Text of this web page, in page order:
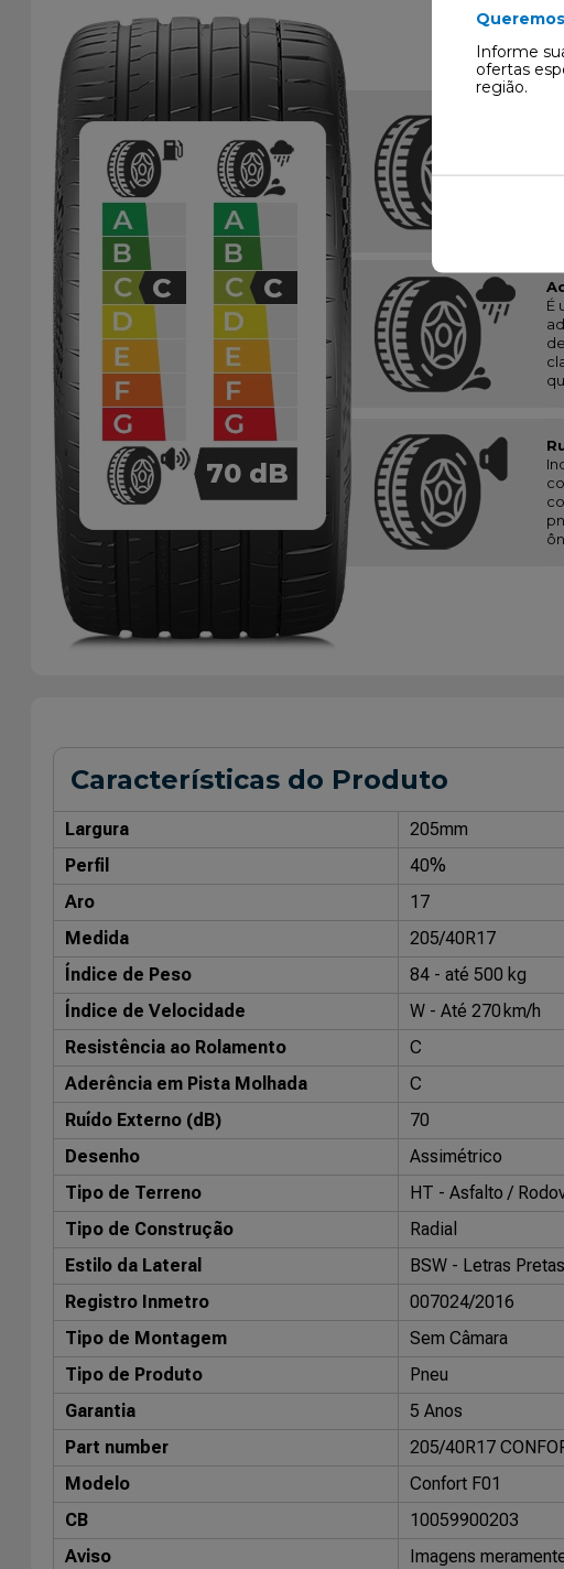
Informe
ofertas
região.
C C
70dB
É
Características do Produto
Largura
205mm
Perfil
40%
Aro
17
Medida
205/40R17
Índice de Peso
84 - até 500 kg
Índice de Velocidade
W - Até 270 km/h
Resistência ao Rolamento
C
Aderência em Pista Molhada
C
Ruído Externo (dB)
70
Desenho
Assimétrico
Tipo de Terreno
HT - Asfalto /
Tipo de Construção
Radial
Estilo da Lateral
BSW - Letras Pretas
Registro Inmetro
007024/2016
Tipo de Montagem
Sem Câmara
Tipo de Produto
Pneu
Garantia
5 Anos
Part number
205/40R17
Modelo
Confort F01
CB
10059900203
Aviso
Imagens